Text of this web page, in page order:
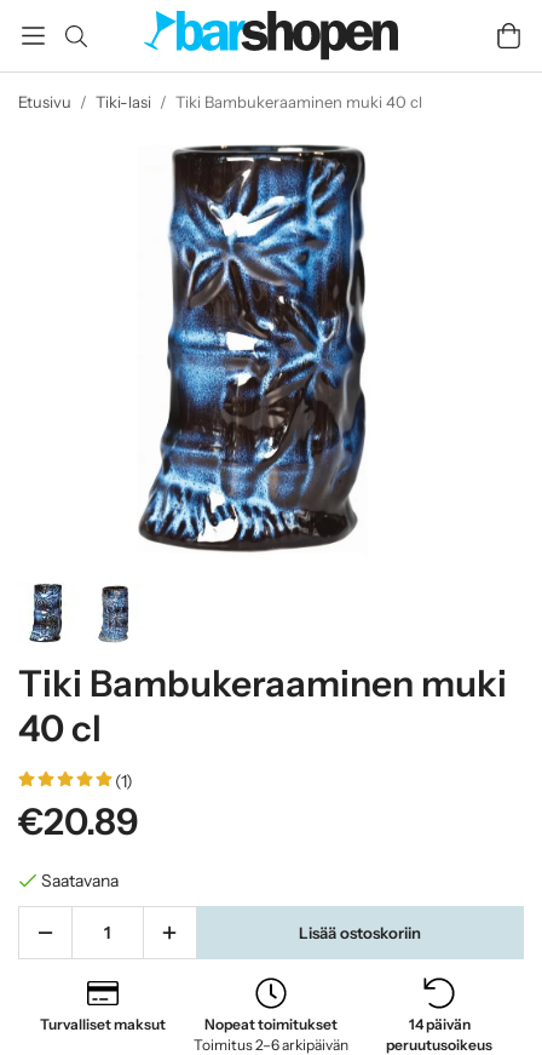
Etusivu / Tiki-lasi / Tiki Bambukeraaminen muki 40 cl
Tiki Bambukeraaminen muki
40 cl
(1)
€20.89
Saatavana
Lisää ostoskoriin
Turvalliset maksut
Nopeat toimitukset
Toimitus 2–6 arkipäivän
14 päivän
peruutusoikeus